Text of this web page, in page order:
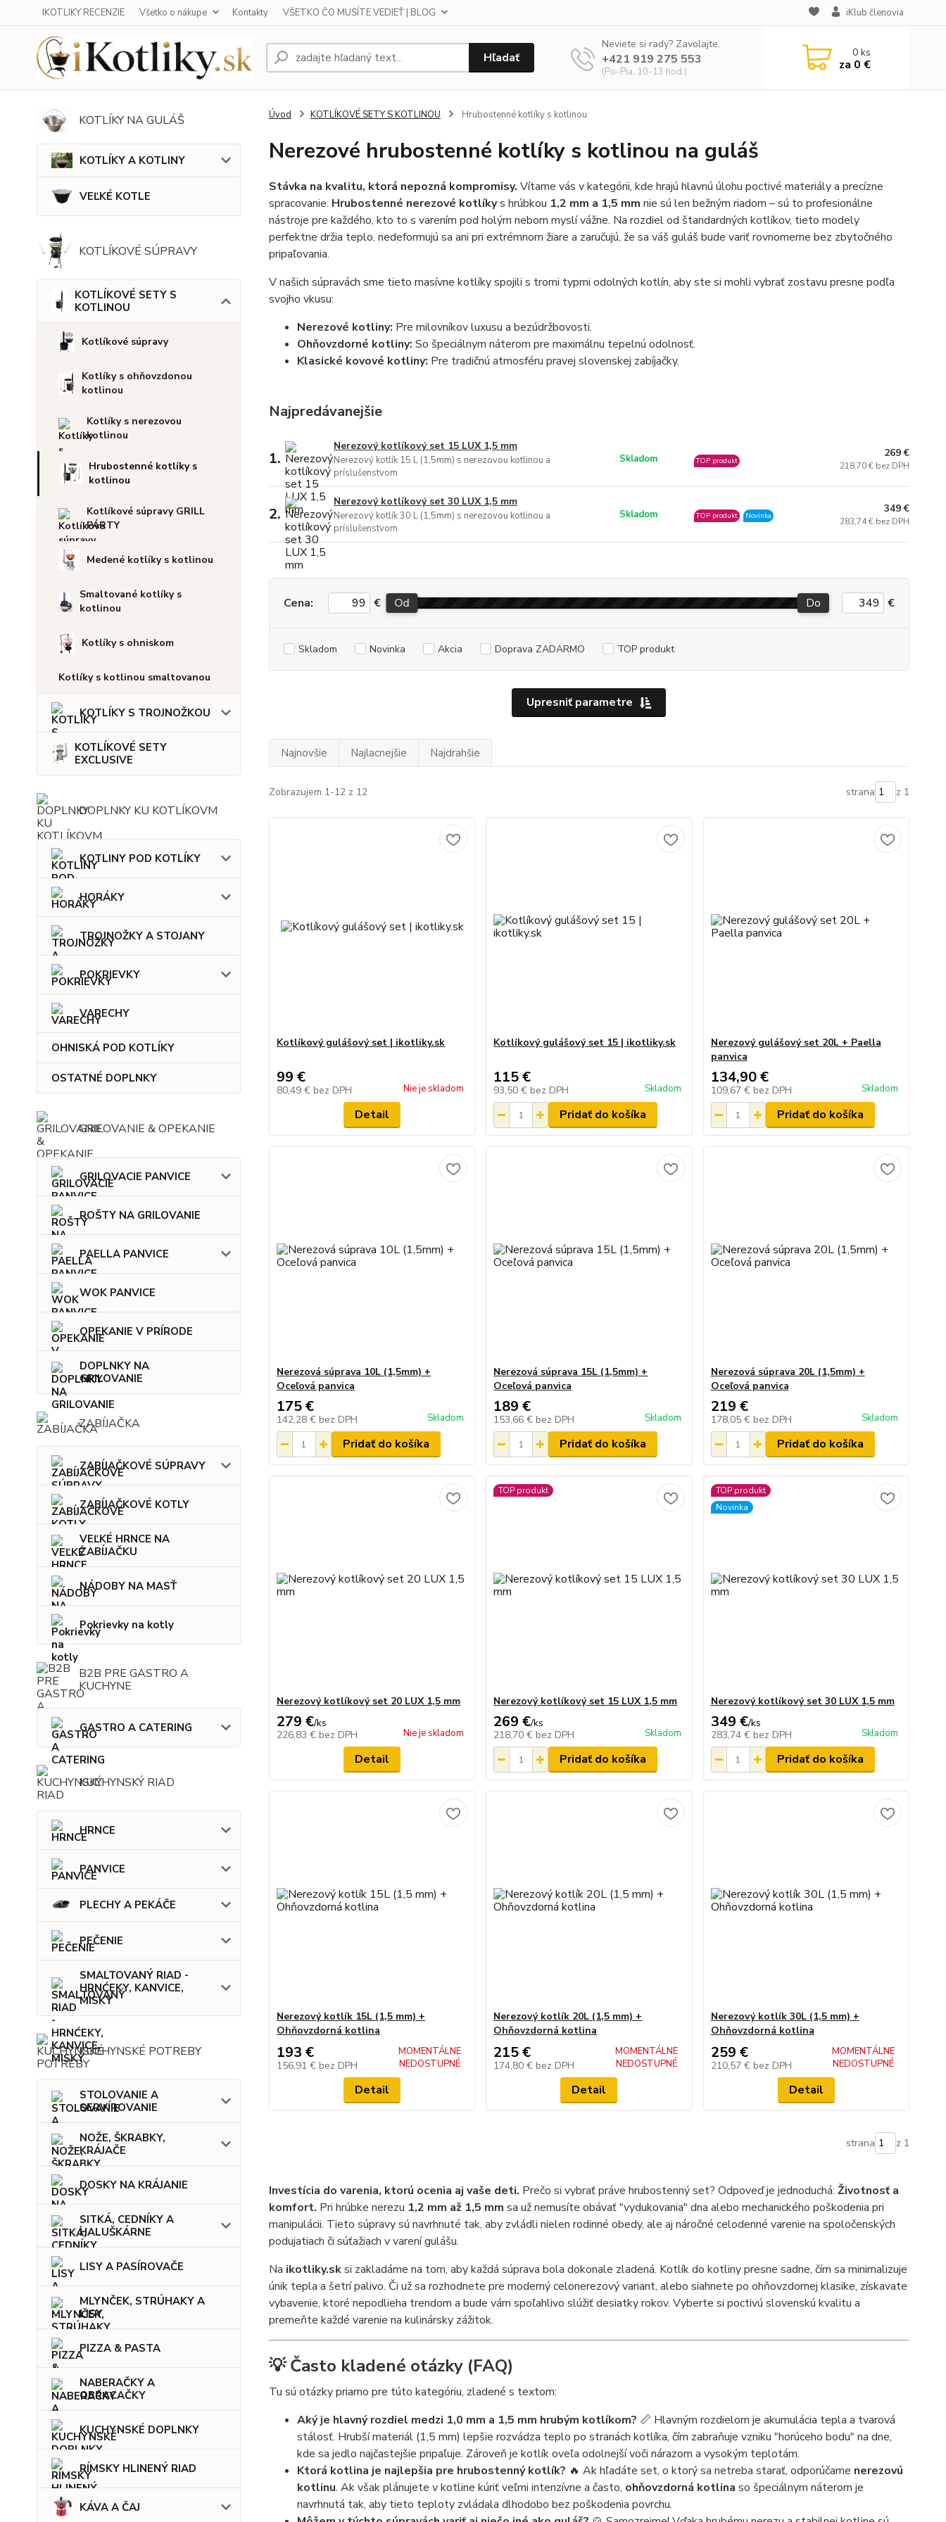
IKOTLIKY RECENZIE Všetko o nákupe Kontakty VŠETKO ČO MUSÍTE VEDIEŤ | BLOG iKlub členovia
Hľadať
Neviete si rady? Zavolajte.
+421 919 275 553
(Po-Pia, 10-13 hod.)
0ks
za 0 €
KOTLÍKY NA GULÁŠ
KOTLÍKY A KOTLINY
VEĽKÉ KOTLE
KOTLÍKOVÉ SÚPRAVY
KOTLÍKOVÉ SETY S
KOTLINOU
Kotlíkové súpravy
Kotlíky s ohňovzdonou
kotlinou
Kotlíky s nerezovou
kotlinou
Hrubostenné kotlíky s
kotlinou
Kotlíkové súpravy GRILL
PÁRTY
Medené kotlíky s kotlinou
Smaltované kotlíky s
kotlinou
Kotlíky s ohniskom
Kotlíky s kotlinou smaltovanou
KOTLÍKY S TROJNOŽKOU
KOTLÍKOVÉ SETY
EXCLUSIVE
DOPLNKY KU KOTLÍKOVM
KOTLINY POD KOTLÍKY
HORÁKY
TROJNOŽKY A STOJANY
POKRIEVKY
VARECHY
OHNISKÁ POD KOTLÍKY
OSTATNÉ DOPLNKY
GRILOVANIE & OPEKANIE
GRILOVACIE PANVICE
ROŠTY NA GRILOVANIE
PAELLA PANVICE
WOK PANVICE
OPEKANIE V PRÍRODE
DOPLNKY NA
GRILOVANIE
ZABÍJAČKA
ZABÍJAČKOVÉ SÚPRAVY
ZABÍJAČKOVÉ KOTLY
VEĽKÉ HRNCE NA
ZABÍJAČKU
NÁDOBY NA MASŤ
Pokrievky na kotly
B2B PRE GASTRO A
KUCHYNE
GASTRO A CATERING
KUCHYNSKÝ RIAD
HRNCE
PANVICE
PLECHY A PEKÁČE
PEČENIE
SMALTOVANÝ RIAD -
HRNĆEKY, KANVICE,
MISKY
KUCHYNSKÉ POTREBY
STOLOVANIE A
SERVÍROVANIE
NOŽE, ŠKRABKY,
KRÁJAČE
DOSKY NA KRÁJANIE
SITKÁ, CEDNÍKY A
HALUŠKÁRNE
LISY A PASÍROVAČE
MLYNČEK, STRÚHAKY A
LISY
PIZZA & PASTA
NABERAČKY A
OBRACAČKY
KUCHYNSKÉ DOPLNKY
RÍMSKY HLINENÝ RIAD
KÁVA A ČAJ
Úvod KOTLÍKOVÉ SETY S KOTLINOU Hrubostenné kotlíky s kotlinou
Nerezové hrubostenné kotlíky s kotlinou na guláš
Stávka na kvalitu, ktorá nepozná kompromisy. Vítame vás v kategórii, kde hrajú hlavnú úlohu poctivé materiály a precízne
spracovanie. Hrubostenné nerezové kotlíkys hrúbkou 1,2 mm a 1,5 mm nie sú len bežným riadom – sú to profesionálne
nástroje pre každého, kto to s varením pod holým nebom myslí vážne. Na rozdiel od štandardných kotlíkov, tieto modely
perfektne držia teplo, nedeformujú sa ani pri extrémnom žiare a zaručujú, že sa váš guláš bude variť rovnomerne bez zbytočného
pripaľovania.
V našich súpravách sme tieto masívne kotlíky spojili s tromi typmi odolných kotlín, aby ste si mohli vybrať zostavu presne podľa
svojho vkusu:
Nerezové kotliny: Pre milovníkov luxusu a bezúdržbovosti.
Ohňovzdorné kotliny: So špeciálnym náterom pre maximálnu tepelnú odolnosť.
Klasické kovové kotliny: Pre tradičnú atmosféru pravej slovenskej zabíjačky.
Najpredávanejšie
1.
Nerezový kotlíkový set 15 LUX 1,5 mm
Nerezový kotlík 15 L (1,5mm) s nerezovou kotlinou a
príslušenstvom
Skladom TOP produkt
269 €
218,70 € bez DPH
2.
Nerezový kotlíkový set 30 LUX 1,5 mm
Nerezový kotlík 30 L (1,5mm) s nerezovou kotlinou a
príslušenstvom
Skladom TOP produkt Novinka
349 €
283,74 € bez DPH
Upresniť parametre
Cena: € Od Do €
Skladom Novinka Akcia Doprava ZADARMO TOP produkt
Najnovšie Najlacnejšie Najdrahšie
Zobrazujem 1-12 z 12 strana z 1
Kotlíkový gulášový set | ikotliky.sk
99 €
80,49 € bez DPH Nie je skladom
Detail
Kotlíkový gulášový set 15 | ikotliky.sk
115 €
93,50 € bez DPH Skladom
Pridať do košíka
Nerezový gulášový set 20L + Paella
panvica
134,90 €
109,67 € bez DPH Skladom
Pridať do košíka
Nerezová súprava 10L (1,5mm) +
Oceľová panvica
175 €
142,28 € bez DPH Skladom
Pridať do košíka
Nerezová súprava 15L (1,5mm) +
Oceľová panvica
189 €
153,66 € bez DPH Skladom
Pridať do košíka
Nerezová súprava 20L (1,5mm) +
Oceľová panvica
219 €
178,05 € bez DPH Skladom
Pridať do košíka
Nerezový kotlíkový set 20 LUX 1,5 mm
279 €/ks
226,83 € bez DPH Nie je skladom
Detail
TOP produkt
Nerezový kotlíkový set 15 LUX 1,5 mm
269 €/ks
218,70 € bez DPH Skladom
Pridať do košíka
TOP produkt
Novinka
Nerezový kotlíkový set 30 LUX 1,5 mm
349 €/ks
283,74 € bez DPH Skladom
Pridať do košíka
Nerezový kotlík 15L (1,5 mm) +
Ohňovzdorná kotlina
193 €
156,91 € bez DPH
MOMENTÁLNE
NEDOSTUPNÉ
Detail
Nerezový kotlík 20L (1,5 mm) +
Ohňovzdorná kotlina
215 €
174,80 € bez DPH
MOMENTÁLNE
NEDOSTUPNÉ
Detail
Nerezový kotlík 30L (1,5 mm) +
Ohňovzdorná kotlina
259 €
210,57 € bez DPH
MOMENTÁLNE
NEDOSTUPNÉ
Detail
strana z 1
Investícia do varenia, ktorú ocenia aj vaše deti. Prečo si vybrať práve hrubostenný set? Odpoveď je jednoduchá: Životnosť a
komfort. Pri hrúbke nerezu 1,2 mm až 1,5 mm sa už nemusíte obávať "vydukovania" dna alebo mechanického poškodenia pri
manipulácii. Tieto súpravy sú navrhnuté tak, aby zvládli nielen rodinné obedy, ale aj náročné celodenné varenie na spoločenských
podujatiach či súťažiach v varení gulášu.
Na ikotliky.sksi zakladáme na tom, aby každá súprava bola dokonale zladená. Kotlík do kotliny presne sadne, čím sa minimalizuje
únik tepla a šetrí palivo. Či už sa rozhodnete pre moderný celonerezový variant, alebo siahnete po ohňovzdornej klasike, získavate
vybavenie, ktoré nepodlieha trendom a bude vám spoľahlivo slúžiť desiatky rokov. Vyberte si poctivú slovenskú kvalitu a
premeňte každé varenie na kulinársky zážitok.
💡 Často kladené otázky (FAQ)
Tu sú otázky priamo pre túto kategóriu, zladené s textom:
Aký je hlavný rozdiel medzi 1,0 mm a 1,5 mm hrubým kotlíkom? 📏 Hlavným rozdielom je akumulácia tepla a tvarová
stálosť. Hrubší materiál (1,5 mm) lepšie rozvádza teplo po stranách kotlíka, čím zabraňuje vzniku "horúceho bodu" na dne,
kde sa jedlo najčastejšie pripaľuje. Zároveň je kotlík oveľa odolnejší voči nárazom a vysokým teplotám.
Ktorá kotlina je najlepšia pre hrubostenný kotlík? 🔥 Ak hľadáte set, o ktorý sa netreba starať, odporúčame nerezovú
kotlinu. Ak však plánujete v kotline kúriť veľmi intenzívne a často, ohňovzdorná kotlina so špeciálnym náterom je
navrhnutá tak, aby tieto teploty zvládala dlhodobo bez poškodenia povrchu.